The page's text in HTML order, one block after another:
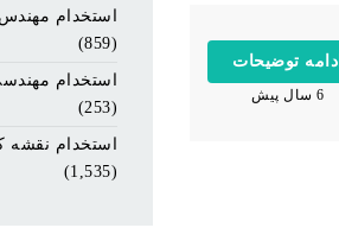
ادامه توضیحات
6 سال پیش
استخدام
(859)
استخدام
(253)
استخدام
(1,535)